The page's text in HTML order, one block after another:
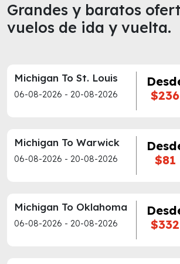
Grandes y baratos
vuelos de ida y vuelta.
Michigan To St. Louis
06-08-2026 - 20-08-2026
$236
Michigan To Warwick
06-08-2026 - 20-08-2026
$81
Michigan To Oklahoma
06-08-2026 - 20-08-2026
$332